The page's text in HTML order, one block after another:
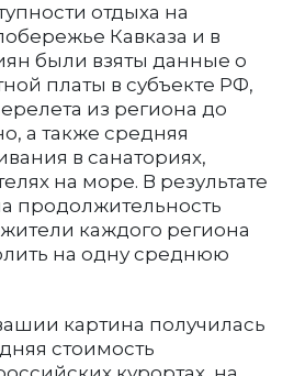
отдыха на
Кавказа и в
были взяты данные о
платы в субъекте РФ,
из региона до
а также средняя
в санаториях,
на море. В результате
продолжительность
каждого региона
на одну среднюю
картина получилась
стоимость